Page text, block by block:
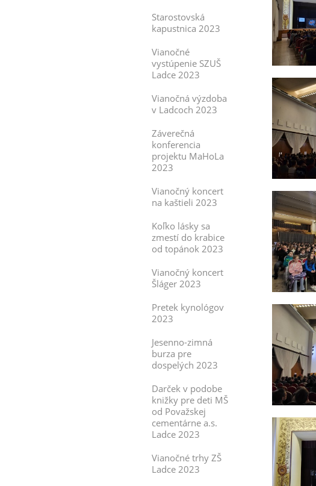
Starostovská
kapustnica 2023
Vianočné
vystúpenie SZUŠ
Ladce 2023
Vianočná výzdoba
v Ladcoch 2023
Záverečná
konferencia
projektu MaHoLa
2023
Vianočný koncert
na kaštieli 2023
Koľko lásky sa
zmestí do krabice
od topánok 2023
Vianočný koncert
Šláger 2023
Pretek kynológov
2023
Jesenno-zimná
burza pre
dospelých 2023
Darček v podobe
knižky pre deti MŠ
od Považskej
cementárne a.s.
Ladce 2023
Vianočné trhy ZŠ
Ladce 2023